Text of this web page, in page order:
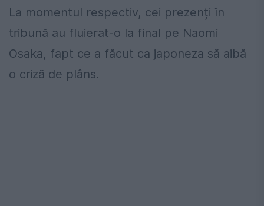
La momentul respectiv, cei prezenți în
tribună au fluierat-o la final pe Naomi
Osaka, fapt ce a făcut ca japoneza să aibă
o criză de plâns.